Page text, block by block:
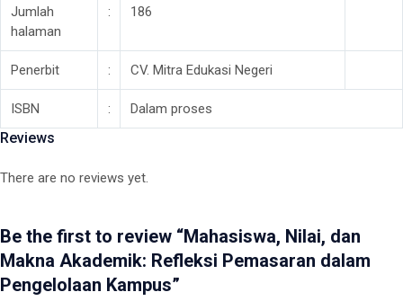
quantity
Jumlah
halaman
: 186
Penerbit : CV. Mitra Edukasi Negeri
ISBN : Dalam proses
Reviews
There are no reviews yet.
Be the first to review “Mahasiswa, Nilai, dan
Makna Akademik: Refleksi Pemasaran dalam
Pengelolaan Kampus”